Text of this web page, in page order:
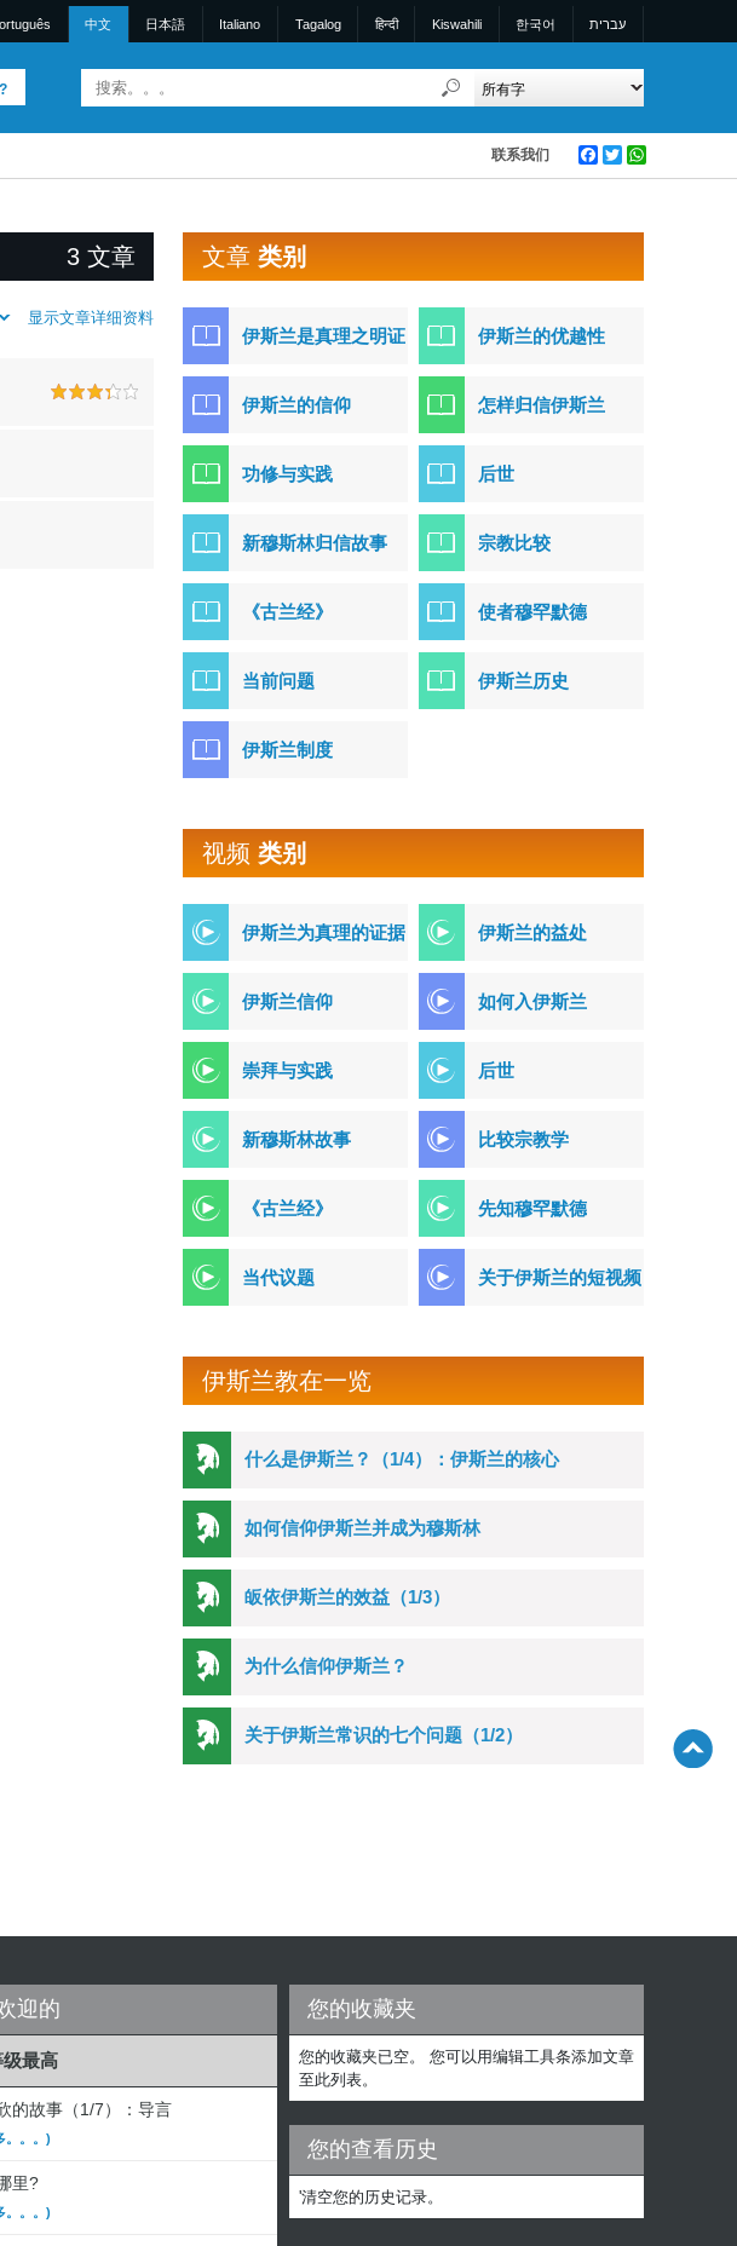
中文 日本語 Italiano Tagalog हिन्दी Kiswahili 한국어 עברית
Facebook
Twitter
联系我们
3 文章
显示文章详细资料
文章类别
伊斯兰是真理之明证 伊斯兰的优越性
伊斯兰的信仰 怎样归信伊斯兰
功修与实践 后世
新穆斯林归信故事 宗教比较
《古兰经》 使者穆罕默德
当前问题 伊斯兰历史
伊斯兰制度
视频类别
伊斯兰为真理的证据 伊斯兰的益处
伊斯兰信仰 如何入伊斯兰
崇拜与实践 后世
新穆斯林故事 比较宗教学
《古兰经》 先知穆罕默德
当代议题 关于伊斯兰的短视频
伊斯兰教在一览
什么是伊斯兰？（1/4）：伊斯兰的核心
如何信仰伊斯兰并成为穆斯林
皈依伊斯兰的效益（1/3）
为什么信仰伊斯兰？
关于伊斯兰常识的七个问题（1/2）
迎的
级最高
的故事（1/7）：导言
。。。)
里?
。。。)
您的收藏夹
您的收藏夹已空。 您可以用编辑工具条添加文章
至此列表。
您的查看历史
'清空您的历史记录。